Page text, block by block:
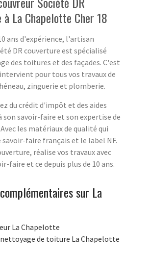
La Chapelotte Cher 18
ans d'expérience, l'artisan
DR couverture est spécialisé
des toitures et des façades. C'est
intervient pour tous vos travaux de
zinguerie et plomberie.
du crédit d'impôt et des aides
son savoir-faire et son expertise de
les matériaux de qualité qui
faire français et le label NF.
réalise vos travaux avec
faire et ce depuis plus de 10 ans.
sur La
La Chapelotte
nettoyage de toiture La Chapelotte